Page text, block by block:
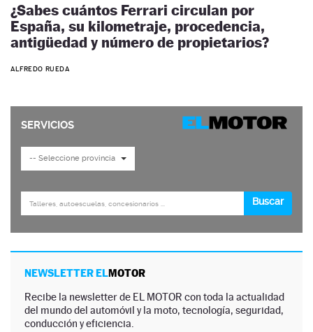
¿Sabes cuántos Ferrari circulan por
España, su kilometraje, procedencia,
antigüedad y número de propietarios?
ALFREDO RUEDA
NEWSLETTER ELMOTOR
Recibe la newsletter de EL MOTOR con toda la actualidad
del mundo del automóvil y la moto, tecnología, seguridad,
conducción y eficiencia.